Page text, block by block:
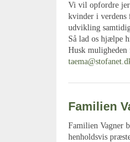
Vi vil opfordre
kvinder i verdens
udvikling
Så lad os hjælpe
Husk
Familien
Familien Vagner
henholdsvis